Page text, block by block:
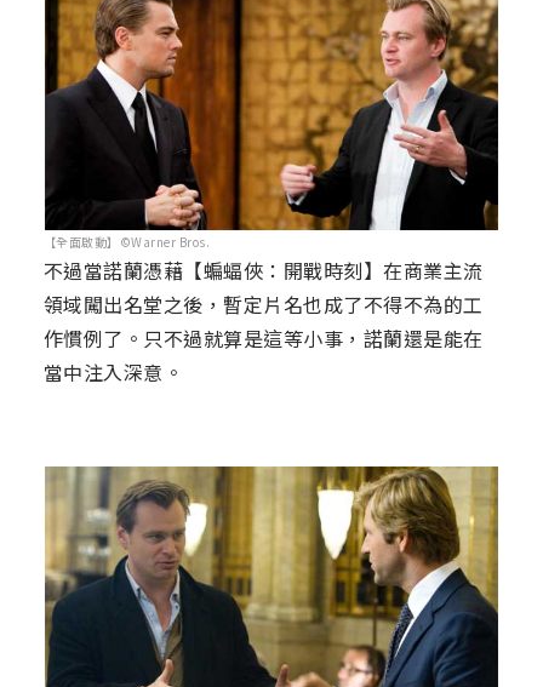
【全面啟動】©Warner Bros.
不過當諾蘭憑藉【蝙蝠俠：開戰時刻】在商業主流
領域闖出名堂之後，暫定片名也成了不得不為的工
作慣例了。只不過就算是這等小事，諾蘭還是能在
當中注入深意。